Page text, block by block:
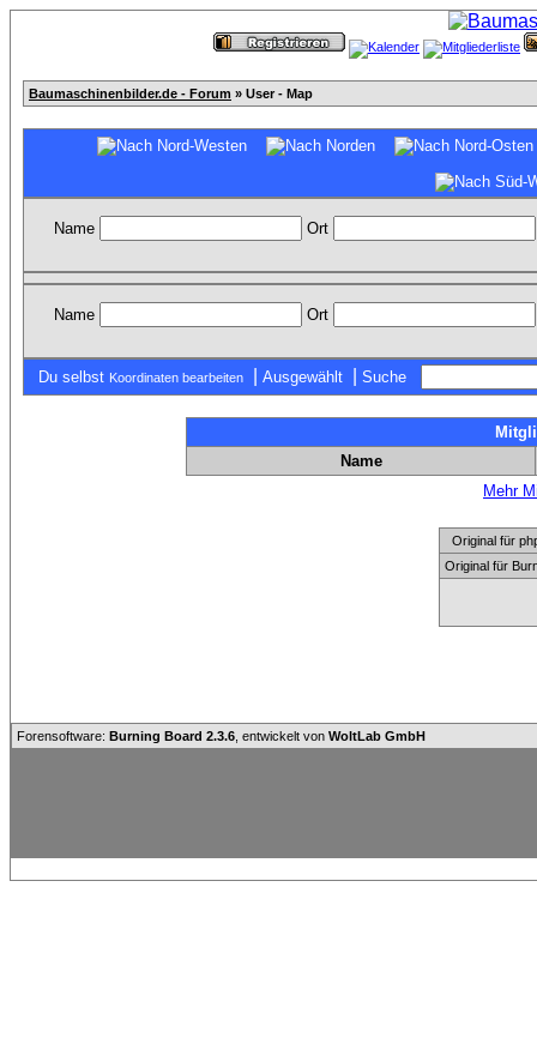
Baumaschinenbilder.de - Forum » User - Map
Name Ort
Name Ort
Du selbst Koordinaten bearbeiten Ausgewählt Suche
Name
Mehr
Original für
Original für
Forensoftware: Burning Board 2.3.6 , entwickelt von WoltLab GmbH